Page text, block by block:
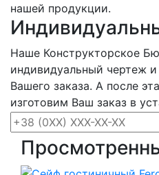
нашей продукции.
Наше Конструкторское
индивидуальный чертеж
Вашего заказа. А после
изготовим Ваш заказ в